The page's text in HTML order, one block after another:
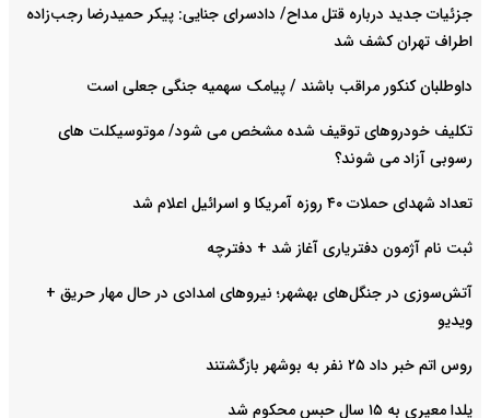
جزئیات جدید درباره قتل مداح/ دادسرای جنایی: پیکر حمیدرضا رجب‌زاده
اطراف تهران کشف شد
داوطلبان کنکور مراقب باشند / پیامک سهمیه جنگی جعلی است
تکلیف خودروهای توقیف شده مشخص می شود/ موتوسیکلت های
رسوبی آزاد می شوند؟
تعداد شهدای حملات ۴۰ روزه آمریکا و اسرائیل اعلام شد
ثبت نام آژمون دفتریاری آغاز شد + دفترچه
آتش‌سوزی در جنگل‌های بهشهر؛ نیرو‌های امدادی در حال مهار حریق +
ویدیو
روس اتم خبر داد ۲۵ نفر به بوشهر بازگشتند
یلدا معیری به ۱۵ سال حبس محکوم شد